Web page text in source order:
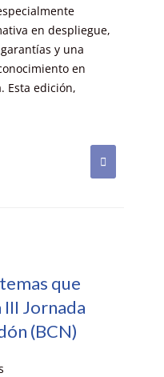
en despliegue,
y una
en
Esta edición,
que
III Jornada
(BCN)